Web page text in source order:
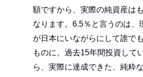
額ですから、実際の純資産は
なります。6.5％と言うのは、
が日本にいながらにして誰で
ものに、過去15年間投資して
ら、実際に達成できた、純粋